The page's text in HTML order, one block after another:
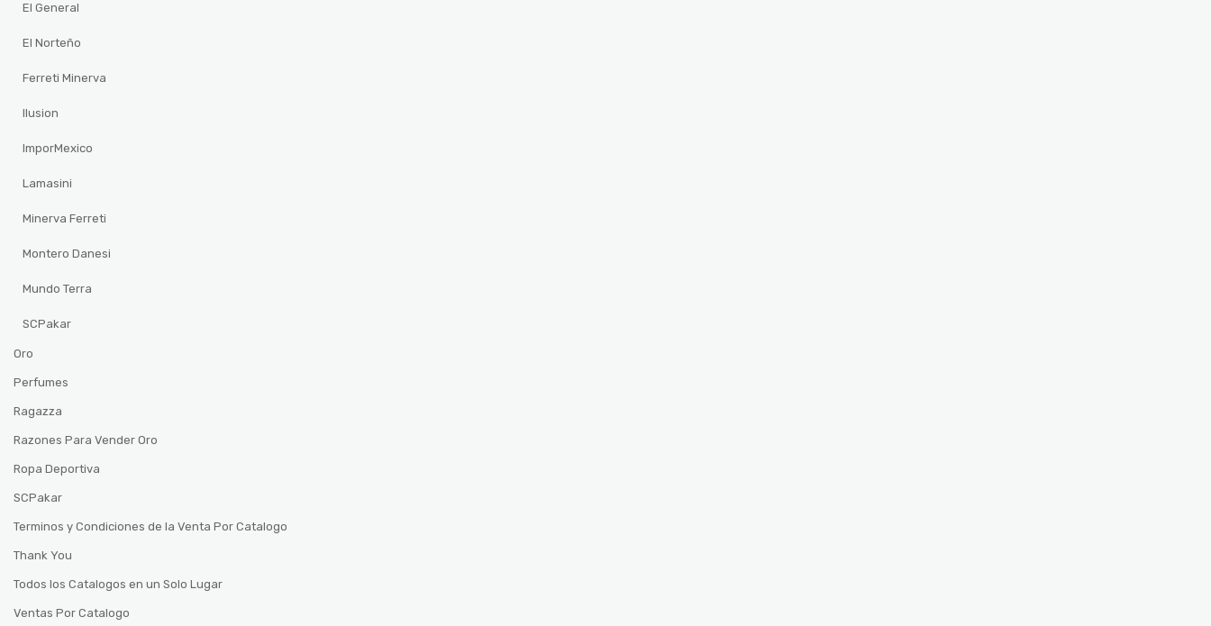
El General
El Norteño
Ferreti Minerva
Ilusion
ImporMexico
Lamasini
Minerva Ferreti
Montero Danesi
Mundo Terra
SCPakar
Oro
Perfumes
Ragazza
Razones Para Vender Oro
Ropa Deportiva
SCPakar
Terminos y Condiciones de la Venta Por Catalogo
Thank You
Todos los Catalogos en un Solo Lugar
Ventas Por Catalogo